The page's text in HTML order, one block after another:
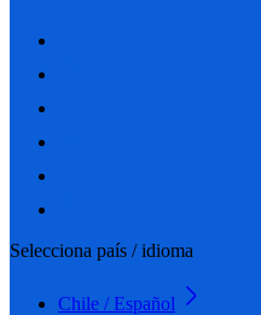
Selecciona país / idioma
Chile / Español